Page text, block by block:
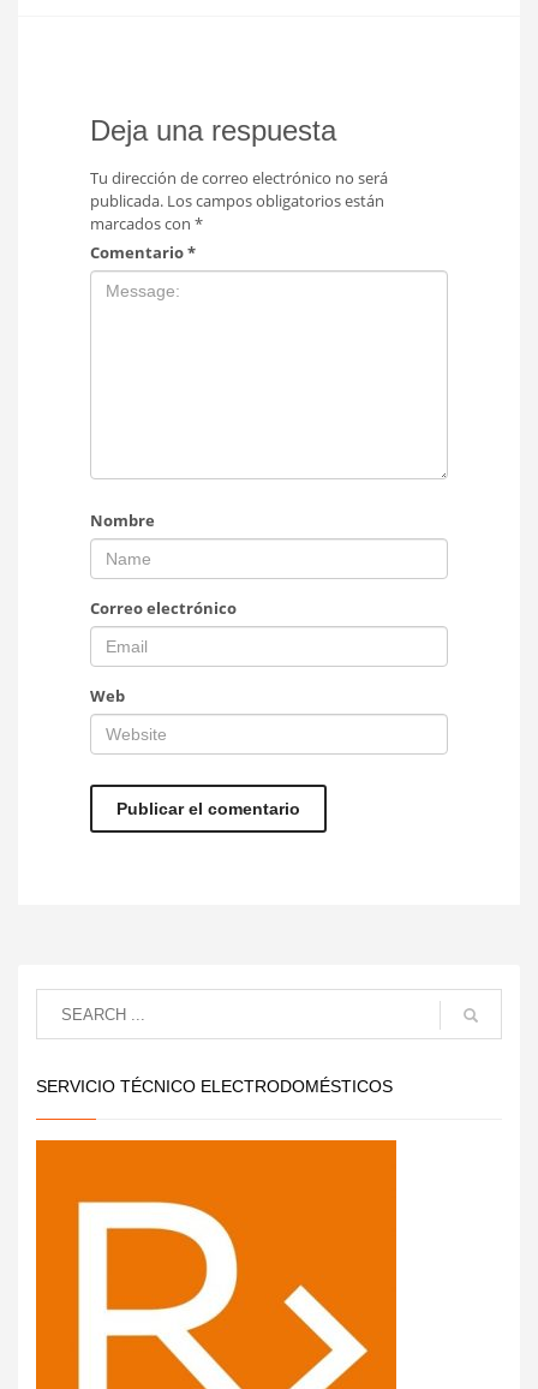
Deja una respuesta
Tu dirección de correo electrónico no será
publicada. Los campos obligatorios están
marcados con *
Comentario*
Nombre
Correo electrónico
Web
SERVICIO TÉCNICO ELECTRODOMÉSTICOS